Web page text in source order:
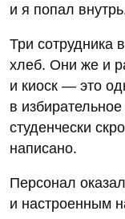
и я попал
Три сотрудника
хлеб. Они же и
и киоск — это
в
студенчески
написано.
Персонал
и настроенным